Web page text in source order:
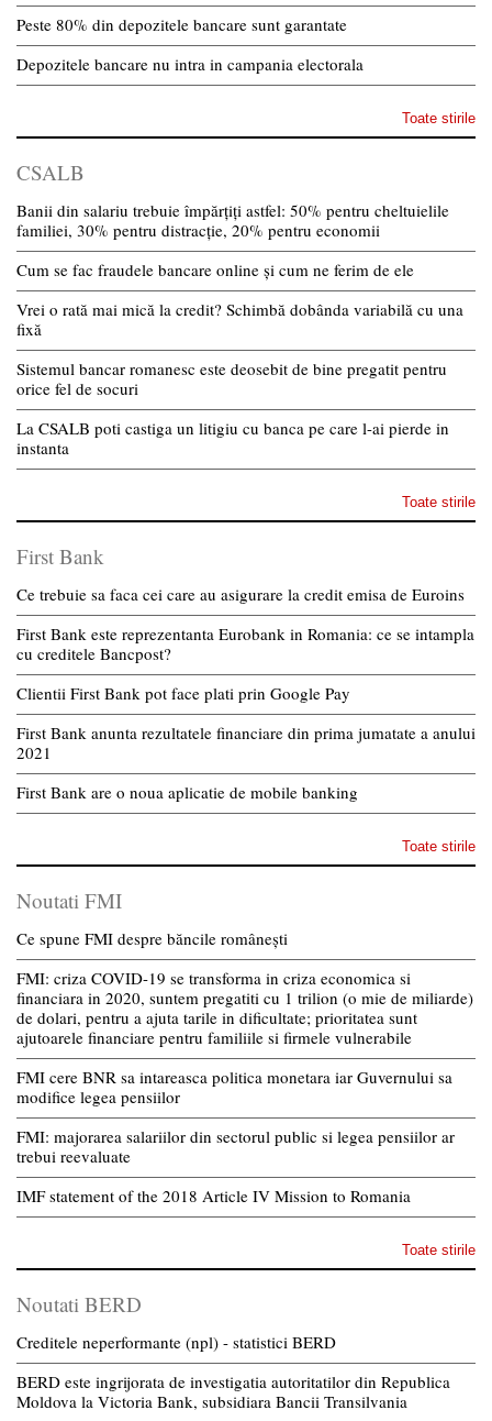
Peste 80% din depozitele bancare sunt garantate
Depozitele bancare nu intra in campania electorala
Toate stirile
CSALB
Banii din salariu trebuie împărțiți astfel: 50% pentru cheltuielile
familiei, 30% pentru distracție, 20% pentru economii
Cum se fac fraudele bancare online și cum ne ferim de ele
Vrei o rată mai mică la credit? Schimbă dobânda variabilă cu una
fixă
Sistemul bancar romanesc este deosebit de bine pregatit pentru
orice fel de socuri
La CSALB poti castiga un litigiu cu banca pe care l-ai pierde in
instanta
Toate stirile
First Bank
Ce trebuie sa faca cei care au asigurare la credit emisa de Euroins
First Bank este reprezentanta Eurobank in Romania: ce se intampla
cu creditele Bancpost?
Clientii First Bank pot face plati prin Google Pay
First Bank anunta rezultatele financiare din prima jumatate a anului
2021
First Bank are o noua aplicatie de mobile banking
Toate stirile
Noutati FMI
Ce spune FMI despre băncile românești
FMI: criza COVID-19 se transforma in criza economica si
financiara in 2020, suntem pregatiti cu 1 trilion (o mie de miliarde)
de dolari, pentru a ajuta tarile in dificultate; prioritatea sunt
ajutoarele financiare pentru familiile si firmele vulnerabile
FMI cere BNR sa intareasca politica monetara iar Guvernului sa
modifice legea pensiilor
FMI: majorarea salariilor din sectorul public si legea pensiilor ar
trebui reevaluate
IMF statement of the 2018 Article IV Mission to Romania
Toate stirile
Noutati BERD
Creditele neperformante (npl) - statistici BERD
BERD este ingrijorata de investigatia autoritatilor din Republica
Moldova la Victoria Bank, subsidiara Bancii Transilvania